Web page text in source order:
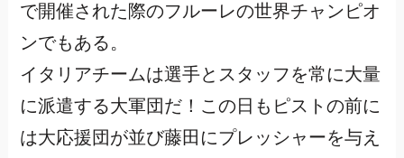
で開催された際のフルーレの世界チャンピオ
ンでもある。
イタリアチームは選手とスタッフを常に大量
に派遣する大軍団だ！この日もピストの前に
は大応援団が並び藤田にプレッシャーを与え